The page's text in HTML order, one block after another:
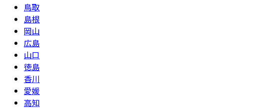
鳥取
島根
岡山
広島
山口
徳島
香川
愛媛
高知